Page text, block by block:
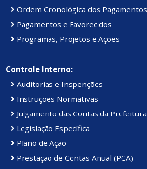
Ordem Cronológica dos Pagamentos
Pagamentos e Favorecidos
Programas, Projetos e Ações
Controle Interno:
Auditorias e Inspenções
Instruções Normativas
Julgamento das Contas da Prefeitura
Legislação Específica
Plano de Ação
Prestação de Contas Anual (PCA)